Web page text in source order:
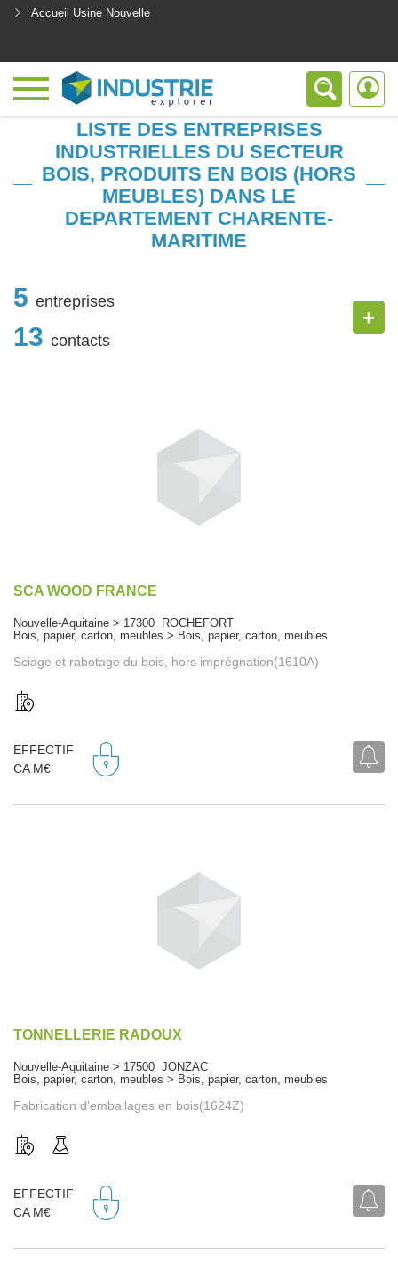
Accueil Usine Nouvelle
LISTE DES ENTREPRISES
INDUSTRIELLES DU SECTEUR
BOIS, PRODUITS EN BOIS (HORS
MEUBLES) DANS LE
DEPARTEMENT CHARENTE-
MARITIME
5 entreprises
13 contacts
+
SCA WOOD FRANCE
Nouvelle-Aquitaine > 17300 ROCHEFORT
Bois, papier, carton, meubles > Bois, papier, carton, meubles
Sciage et rabotage du bois, hors imprégnation(1610A)
EFFECTIF
CA M€
TONNELLERIE RADOUX
Nouvelle-Aquitaine > 17500 JONZAC
Bois, papier, carton, meubles > Bois, papier, carton, meubles
Fabrication d'emballages en bois(1624Z)
EFFECTIF
CA M€